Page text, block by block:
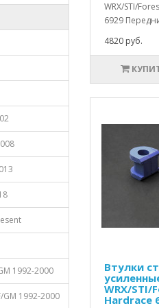
1992-2000
GM 1992-2000
WRX/STI/
6929
4820 руб.
Втулки
WRX/STI/
Hardrace